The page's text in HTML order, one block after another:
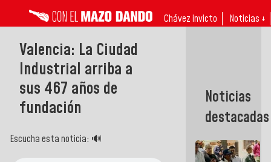
Chávez invicto Noticias ↓
Valencia: La Ciudad
Industrial arriba a
sus 467 años de
fundación
Escucha esta noticia: 🔊
Noticias
destacadas